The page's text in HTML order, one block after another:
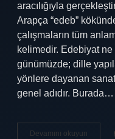
aracılığıyla
Arapça “edeb”
çalışmaların tüm
kelimedir. Edebiyat
günümüzde; dille
yönlere dayanan
genel adıdır. Burada…
Devamını okuyun